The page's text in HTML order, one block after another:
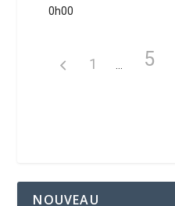
0h00
1 5
NOUVEAU